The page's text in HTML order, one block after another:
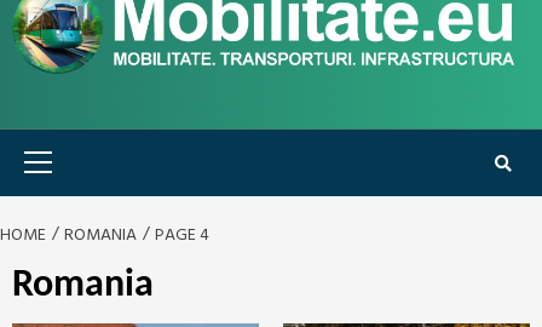
Primary
Menu
HOME ROMANIA PAGE 4
Romania